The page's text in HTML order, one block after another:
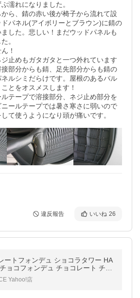
濡れになりました。
ら、錆の赤い後が椅子から流れて設
パネル(アイボリーとブラウン)に錆の
した。悲しい！まだウッドパネルも
。
！
止めもガタガタと一つ外れています
部分からも錆、足先部分からも錆の
ルシミだらけです。屋根のあるバル
とをオスメスします！
テープで溶接部分、ネジ止め部分を
ールテープでは暑さ寒さに弱いので
て使うようになり頭が痛いです。
違反報告 いいね 26
ートフォンデュ ショコラタワー HA
ョコフォンデュ チョコレート チョ
ント クリスマス 誕生日
Yahoo!店